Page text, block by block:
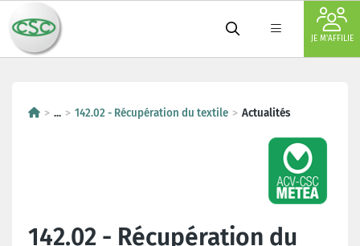
JE M'AFFILIE
... 142.02 - Récupération du textile Actualités
142.02 - Récupération du